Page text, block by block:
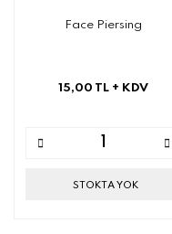
Face Piersing
15,00 TL + KDV
STOKTA YOK